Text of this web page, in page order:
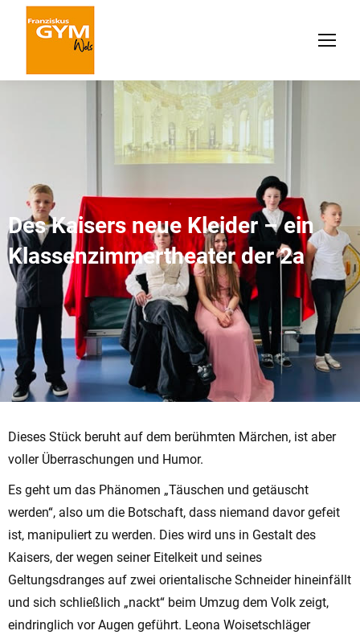
Des Kaisers neue Kleider – ein
Klassenzimmertheater der 2a
Dieses Stück beruht auf dem berühmten Märchen, ist aber
voller Überraschungen und Humor.
Es geht um das Phänomen „Täuschen und getäuscht
werden“, also um die Botschaft, dass niemand davor gefeit
ist, manipuliert zu werden. Dies wird uns in Gestalt des
Kaisers, der wegen seiner Eitelkeit und seines
Geltungsdranges auf zwei orientalische Schneider hineinfällt
und sich schließlich „nackt“ beim Umzug dem Volk zeigt,
eindringlich vor Augen geführt. Leona Woisetschläger